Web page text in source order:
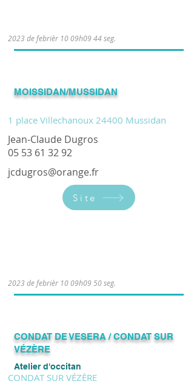
2023 de febrièr 10 09h09 44 seg.
​MOISSIDAN/MUSSIDAN
1 place Villechanoux 24400 Mussidan
Jean-Claude Dugros
05 53 61 32 92
jcdugros@orange.fr
Site
2023 de febrièr 10 09h09 50 seg.
CONDAT DE VESERA / CONDAT SUR
VÉZÈRE
Atelier d'occitan
CONDAT SUR VÉZÈRE